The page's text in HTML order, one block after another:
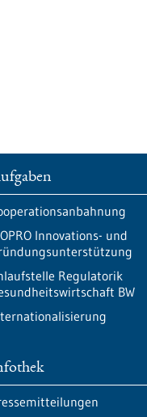
Innovations- und
Regulatorik
BW